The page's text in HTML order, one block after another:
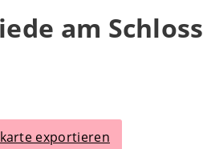
am Schloss
exportieren